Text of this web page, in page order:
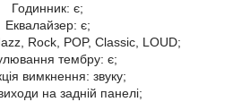
Годинник: є;
Еквалайзер: є;
Rock, POP, Classic, LOUD;
тембру: є;
вимкнення: звуку;
на задній панелі;